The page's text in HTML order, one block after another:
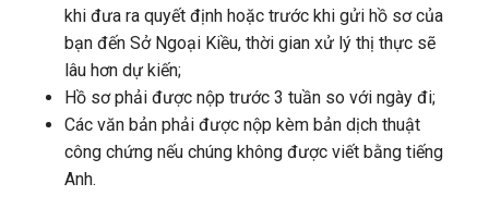
khi đưa ra quyết định hoặc trước khi gửi hồ sơ của
bạn đến Sở Ngoại Kiều, thời gian xử lý thị thực sẽ
lâu hơn dự kiến;
Hồ sơ phải được nộp trước 3 tuần so với ngày đi;
Các văn bản phải được nộp kèm bản dịch thuật
công chứng nếu chúng không được viết bằng tiếng
Anh.